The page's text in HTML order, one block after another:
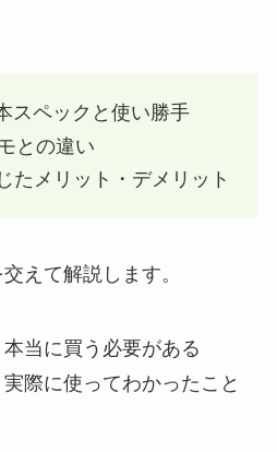
スペックと使い勝手
との違い
たメリット・デメリット
えて解説します。
本当に買う必要がある
際に使ってわかったこと